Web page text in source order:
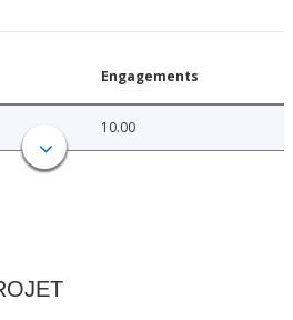
Engagements
10.00